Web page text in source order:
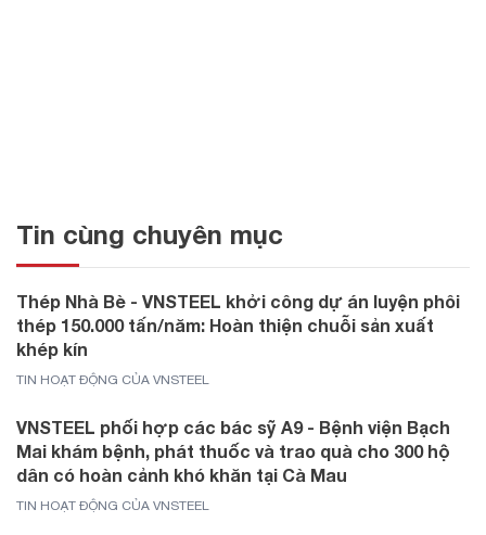
Tin cùng chuyên mục
Thép Nhà Bè - VNSTEEL khởi công dự án luyện phôi
thép 150.000 tấn/năm: Hoàn thiện chuỗi sản xuất
khép kín
TIN HOẠT ĐỘNG CỦA VNSTEEL
VNSTEEL phối hợp các bác sỹ A9 - Bệnh viện Bạch
Mai khám bệnh, phát thuốc và trao quà cho 300 hộ
dân có hoàn cảnh khó khăn tại Cà Mau
TIN HOẠT ĐỘNG CỦA VNSTEEL